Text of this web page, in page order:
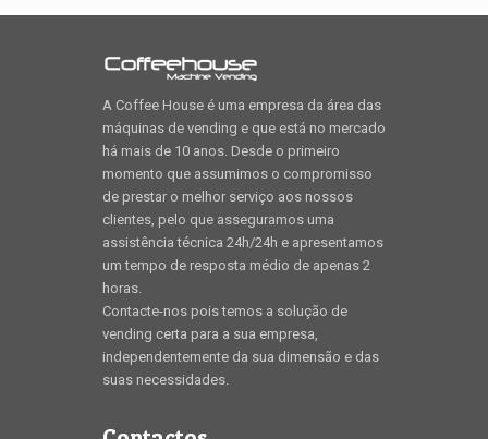
A Coffee House é uma empresa da área das
máquinas de vending e que está no mercado
há mais de 10 anos. Desde o primeiro
momento que assumimos o compromisso
de prestar o melhor serviço aos nossos
clientes, pelo que asseguramos uma
assistência técnica 24h/24h e apresentamos
um tempo de resposta médio de apenas 2
horas.
Contacte-nos pois temos a solução de
vending certa para a sua empresa,
independentemente da sua dimensão e das
suas necessidades.